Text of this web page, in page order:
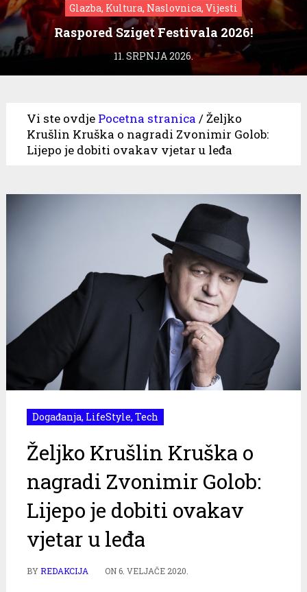
Glazba, Kultura, Naslovnica, Vijesti
Raspored Sziget Festivala 2026!
11. SRPNJA 2026.
Vi ste ovdje Pocetna stranica /Željko
Krušlin Kruška o nagradi Zvonimir Golob:
Lijepo je dobiti ovakav vjetar u leđa
Događanja, LifeStyle, Tech
Željko Krušlin Kruška o
nagradi Zvonimir Golob:
Lijepo je dobiti ovakav
vjetar u leđa
BYREDAKCIJA ON6. VELJAČE 2020.